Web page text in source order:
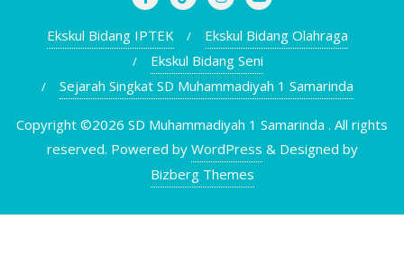
Ekskul Bidang IPTEK
Ekskul Bidang Olahraga
Ekskul Bidang Seni
Sejarah Singkat SD Muhammadiyah 1 Samarinda
Copyright ©2026 SD Muhammadiyah 1 Samarinda . All rights
reserved. Powered by WordPress & Designed by
Bizberg Themes